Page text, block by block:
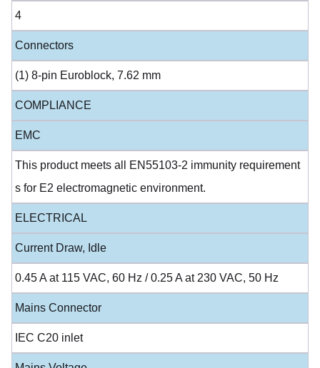
4
Connectors
(1) 8-pin Euroblock, 7.62 mm
COMPLIANCE
EMC
This product meets all EN55103-2 immunity requirement
s for E2 electromagnetic environment.
ELECTRICAL
Current Draw, Idle
0.45 A at 115 VAC, 60 Hz / 0.25 A at 230 VAC, 50 Hz
Mains Connector
IEC C20 inlet